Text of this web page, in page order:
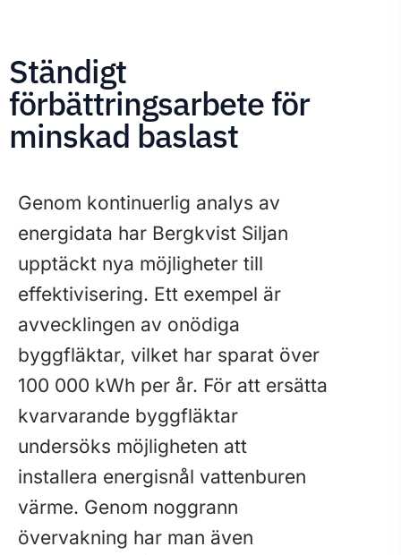
Ständigt
förbättringsarbete för
minskad baslast
Genom kontinuerlig analys av
energidata har Bergkvist Siljan
upptäckt nya möjligheter till
effektivisering. Ett exempel är
avvecklingen av onödiga
byggfläktar, vilket har sparat över
100 000 kWh per år. För att ersätta
kvarvarande byggfläktar
undersöks möjligheten att
installera energisnål vattenburen
värme. Genom noggrann
övervakning har man även